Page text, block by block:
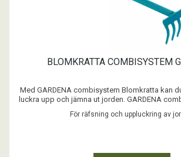
BLOMKRATTA COMBISYSTEM
Med GARDENA combisystem Blomkratta kan
luckra upp och jämna ut jorden. GARDENA
flexibel användning tack vare de
För räfsning och uppluckring av